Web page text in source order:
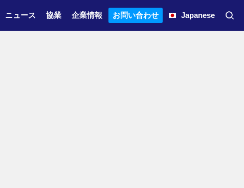
ニュース 協業 企業情報 お問い合わせ Japanese